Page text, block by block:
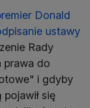
Donald
ustawy
Rady
prawa do
i gdyby
się